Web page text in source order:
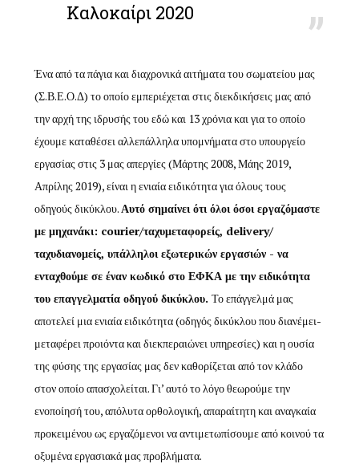
Καλοκαίρι 2020
Ένα από τα πάγια και διαχρονικά αιτήματα του σωματείου μας
(Σ.Β.Ε.Ο.Δ) το οποίο εμπεριέχεται στις διεκδικήσεις μας από
την αρχή της ιδρυσής του εδώ και 13 χρόνια και για το οποίο
έχουμε καταθέσει αλλεπάλληλα υπομνήματα στο υπουργείο
εργασίας στις 3 μας απεργίες (Μάρτης 2008, Μάης 2019,
Απρίλης 2019), είναι η ενιαία ειδικότητα για όλους τους
οδηγούς δικύκλου.Αυτό σημαίνει ότι όλοι όσοι εργαζόμαστε
με μηχανάκι: courier/ταχυμεταφορείς, delivery/
ταχυδιανομείς, υπάλληλοι εξωτερικών εργασιών - να
ενταχθούμε σε έναν κωδικό στο ΕΦΚΑ με την ειδικότητα
του επαγγελματία οδηγού δικύκλου. Το επάγγελμά μας
αποτελεί μια ενιαία ειδικότητα (οδηγός δικύκλου που διανέμει-
μεταφέρει προιόντα και διεκπεραιώνει υπηρεσίες) και η ουσία
της φύσης της εργασίας μας δεν καθορίζεται από τον κλάδο
στον οποίο απασχολείται. Γι’ αυτό το λόγο θεωρούμε την
ενοποίησή του, απόλυτα ορθολογική, απαραίτητη και αναγκαία
προκειμένου ως εργαζόμενοι να αντιμετωπίσουμε από κοινού τα
οξυμένα εργασιακά μας προβλήματα.